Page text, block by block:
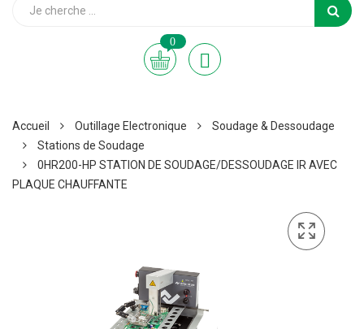
0
Accueil Outillage Electronique
Soudage & Dessoudage
Stations de Soudage
0HR200-HP STATION DE SOUDAGE/DESSOUDAGE IR AVEC
PLAQUE CHAUFFANTE